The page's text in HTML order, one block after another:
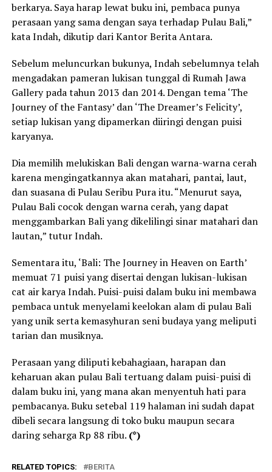
berkarya. Saya harap lewat buku ini, pembaca punya
perasaan yang sama dengan saya terhadap Pulau Bali,”
kata Indah, dikutip dari Kantor Berita Antara.
Sebelum meluncurkan bukunya, Indah sebelumnya telah
mengadakan pameran lukisan tunggal di Rumah Jawa
Gallery pada tahun 2013 dan 2014. Dengan tema ‘The
Journey of the Fantasy’ dan ‘The Dreamer’s Felicity’,
setiap lukisan yang dipamerkan diiringi dengan puisi
karyanya.
Dia memilih melukiskan Bali dengan warna-warna cerah
karena mengingatkannya akan matahari, pantai, laut,
dan suasana di Pulau Seribu Pura itu. “Menurut saya,
Pulau Bali cocok dengan warna cerah, yang dapat
menggambarkan Bali yang dikelilingi sinar matahari dan
lautan,” tutur Indah.
Sementara itu, ‘Bali: The Journey in Heaven on Earth’
memuat 71 puisi yang disertai dengan lukisan-lukisan
cat air karya Indah. Puisi-puisi dalam buku ini membawa
pembaca untuk menyelami keelokan alam di pulau Bali
yang unik serta kemasyhuran seni budaya yang meliputi
tarian dan musiknya.
Perasaan yang diliputi kebahagiaan, harapan dan
keharuan akan pulau Bali tertuang dalam puisi-puisi di
dalam buku ini, yang mana akan menyentuh hati para
pembacanya. Buku setebal 119 halaman ini sudah dapat
dibeli secara langsung di toko buku maupun secara
daring seharga Rp 88 ribu. (*)
RELATED TOPICS: BERITA